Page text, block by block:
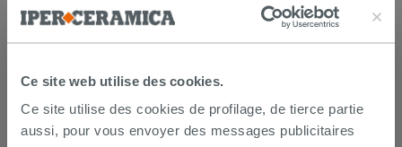
Ce site web utilise des cookies.
Ce site utilise des cookies de profilage, de tierce partie
aussi, pour vous envoyer des messages publicitaires
PRODUIT ONT ÉGALEMENT
ACHETÉ